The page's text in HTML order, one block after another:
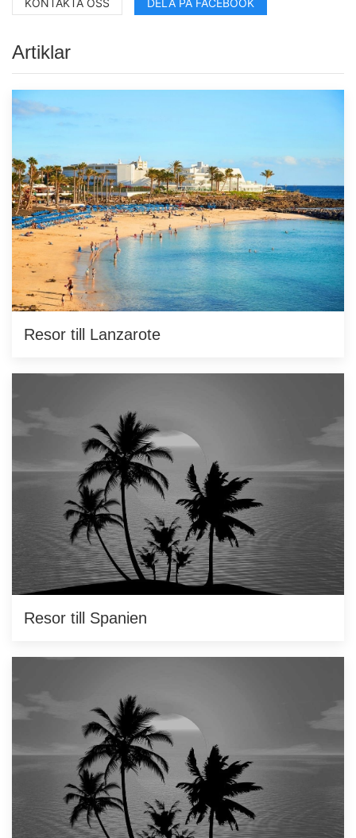
KONTAKTA OSS DELA PÅ FACEBOOK
Artiklar
Resor till Lanzarote
Resor till Spanien